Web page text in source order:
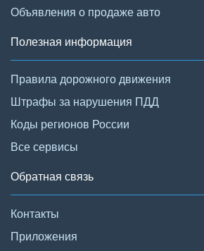
Объявления о продаже авто
Полезная информация
Правила дорожного движения
Штрафы за нарушения ПДД
Коды регионов России
Все сервисы
Обратная связь
Контакты
Приложения